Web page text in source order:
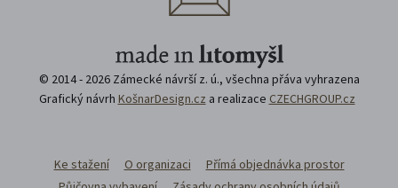
© 2014 - 2026 Zámecké návrší z. ú., všechna přáva vyhrazena
Grafický návrh KošnarDesign.cz a realizace CZECHGROUP.cz
Ke stažení O organizaci
Přímá objednávka prostor